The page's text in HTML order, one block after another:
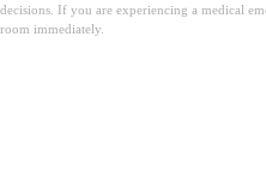
decisions. If you are experiencing a medical
room immediately.